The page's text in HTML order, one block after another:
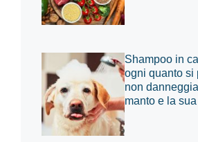
Shampoo in
ogni quanto si
non
manto e la